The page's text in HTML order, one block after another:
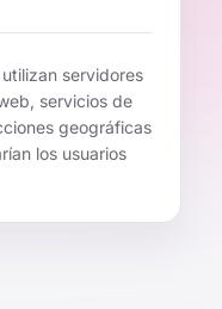
servidores
servicios de
geográficas
los usuarios